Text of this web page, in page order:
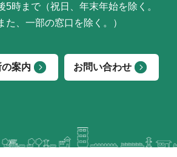
5時まで（祝日、年末年始を除く。
た、一部の窓口を除く。）
案内 お問い合わせ